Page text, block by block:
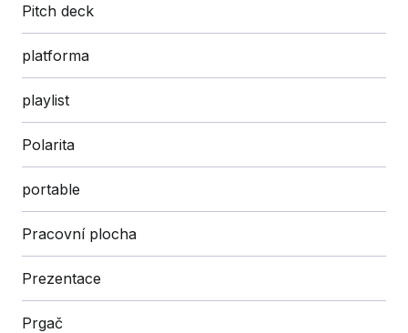
Pitch deck
platforma
playlist
Polarita
portable
Pracovní plocha
Prezentace
Prgač